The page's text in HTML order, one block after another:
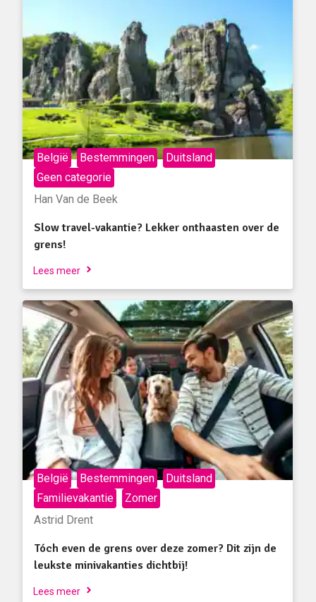
België Bestemmingen
Duitsland
Geen categorie
Han Van de Beek
Slow travel-vakantie? Lekker onthaasten over de
grens!
Lees meer
België Bestemmingen
Duitsland
Familievakantie
Zomer
Astrid Drent
Tóch even de grens over deze zomer? Dit zijn de
leukste minivakanties dichtbij!
Lees meer